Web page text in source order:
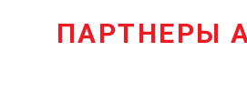
ПАРТНЕРЫ